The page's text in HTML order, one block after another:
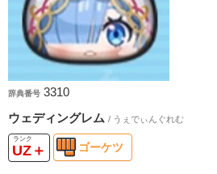
辞典番号 3310
ウェディングレム / うぇでぃんぐれむ
UZ＋ ゴーケツ